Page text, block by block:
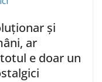
și
ar
e doar un